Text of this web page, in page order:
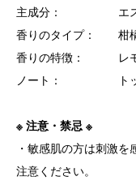
主成分： エス
香りのタイプ： 柑
香りの特徴： レモ
ノート： ト
※ 注意・禁忌 ※
・敏感肌の方は刺激
注意ください。